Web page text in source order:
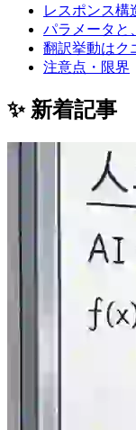
レスポンス構
パラメータと
翻訳挙動はク
注意点・限界
✨ 新着記事